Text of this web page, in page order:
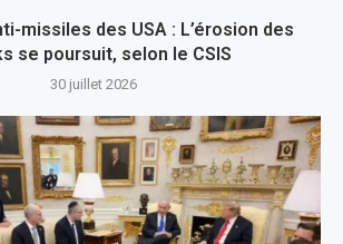
missiles des USA : L’érosion des
se poursuit, selon le CSIS
30 juillet 2026